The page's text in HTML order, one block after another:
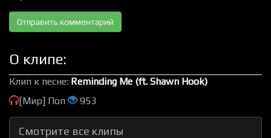
О клипе:
Клип к песне: Reminding Me (ft. Shawn Hook)
[Мир] Поп
953
Смотрите все клипы